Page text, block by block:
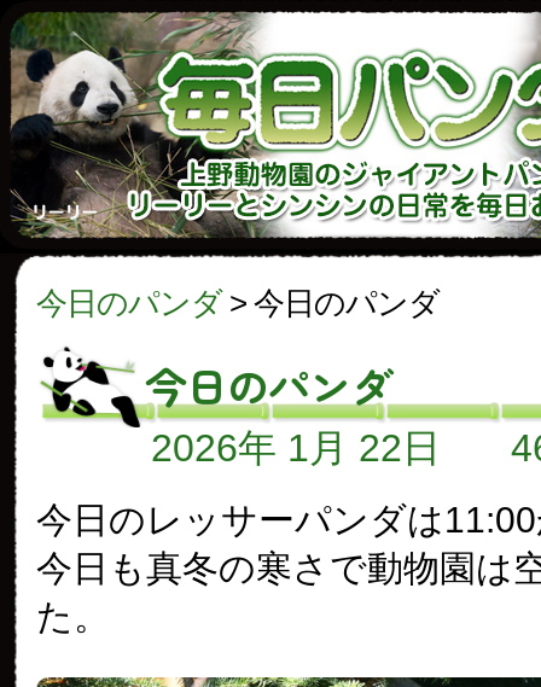
今日のパンダ> 今日のパンダ
今日のパンダ
2026年 1月 22日
今日のレッサーパンダは
今日も真冬の寒さで動物園は
た。